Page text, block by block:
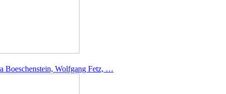
Boeschenstein, Wolfgang Fetz, …